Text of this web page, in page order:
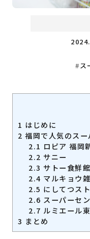
福岡のビジ
ス
1 はじめに
2 福岡で人気のスー
2.1 ロピア 福岡
2.2 サニー
2.3 サトー食鮮館
2.4 マルキョウ
2.5 にしてつス
2.6 スーパーセ
2.7 ルミエール
3 まとめ